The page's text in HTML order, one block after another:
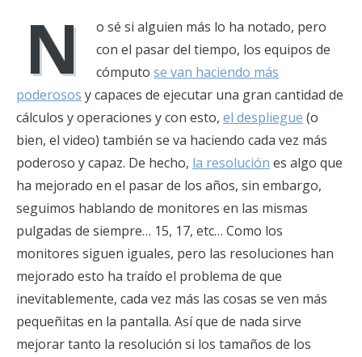
N
o sé si alguien más lo ha notado, pero
con el pasar del tiempo, los equipos de
cómputo se van haciendo más
poderosos y capaces de ejecutar una gran cantidad de
cálculos y operaciones y con esto, el despliegue (o
bien, el video) también se va haciendo cada vez más
poderoso y capaz. De hecho, la resolución es algo que
ha mejorado en el pasar de los años, sin embargo,
seguimos hablando de monitores en las mismas
pulgadas de siempre… 15, 17, etc… Como los
monitores siguen iguales, pero las resoluciones han
mejorado esto ha traído el problema de que
inevitablemente, cada vez más las cosas se ven más
pequeñitas en la pantalla. Así que de nada sirve
mejorar tanto la resolución si los tamaños de los